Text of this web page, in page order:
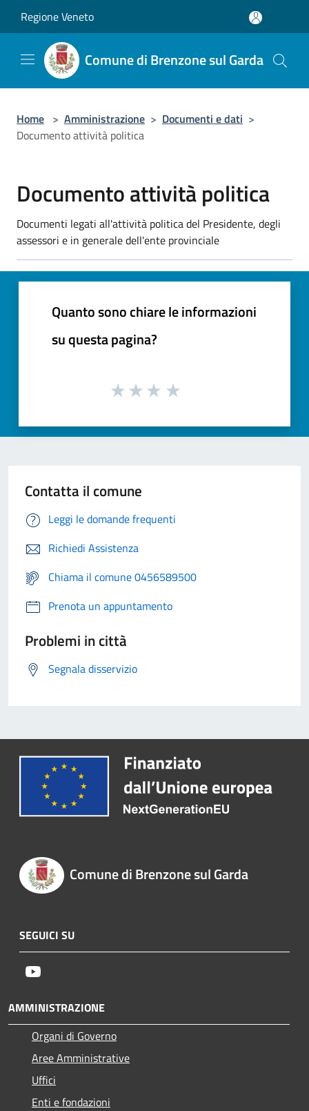
Regione Veneto
Comune di Brenzone sul Garda
Home > Amministrazione > Documenti e dati >
Documento attività politica
Documento attività politica
Documenti legati all'attività politica del Presidente, degli
assessori e in generale dell'ente provinciale
Quanto sono chiare le informazioni
su questa pagina?
Contatta il comune
Leggi le domande frequenti
Richiedi Assistenza
Chiama il comune 0456589500
Prenota un appuntamento
Problemi in città
Segnala disservizio
Comune di Brenzone sul Garda
SEGUICI SU
AMMINISTRAZIONE
Organi di Governo
Aree Amministrative
Uffici
Enti e fondazioni